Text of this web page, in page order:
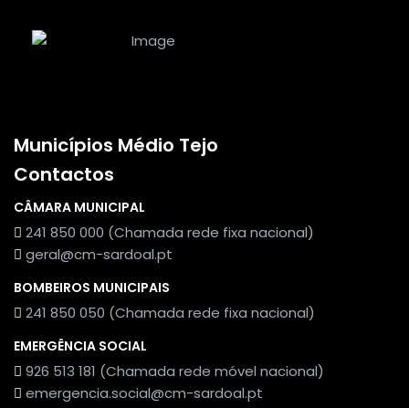
Municípios Médio Tejo
Contactos
CÂMARA MUNICIPAL
241 850 000 (Chamada rede fixa nacional)
geral@cm-sardoal.pt
BOMBEIROS MUNICIPAIS
241 850 050 (Chamada rede fixa nacional)
EMERGÊNCIA SOCIAL
926 513 181 (Chamada rede móvel nacional)
emergencia.social@cm-sardoal.pt